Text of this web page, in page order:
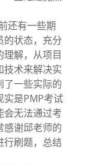
还有一些期
的状态，充分
解，从项目
技术来解决实
了一些实际的
实是PMP考试
会无法通过考
感谢邱老师的
行刷题，总结